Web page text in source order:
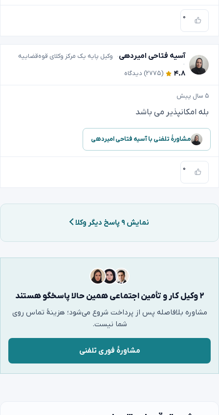
۰
آسیه فتاحی امیردهی وکیل پایه یک مرکز وکلای قوه‌قضاییه
۴.۸ (۲۷۷۵) دیدگاه
۵ سال پیش
بله امکانپذیر می باشد ‌
مشاورهٔ تلفنی با آسیه فتاحی امیردهی
۰
نمایش ۹ پاسخ دیگر وکلا
۲ وکیل کار و تأمین اجتماعی همین حالا پاسخگو هستند
مشاوره بلافاصله پس از پرداخت شروع می‌شود؛ هزینهٔ تماس روی
شما نیست.
مشاورهٔ فوری تلفنی